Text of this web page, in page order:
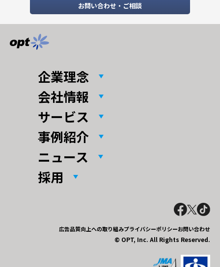
お問い合わせ・ご相談
企業理念
会社情報
サービス
事例紹介
ニュース
採用
広告品質向上への取り組みプライバシーポリシーお問い合わせ
© OPT, Inc. All Rights Reserved.